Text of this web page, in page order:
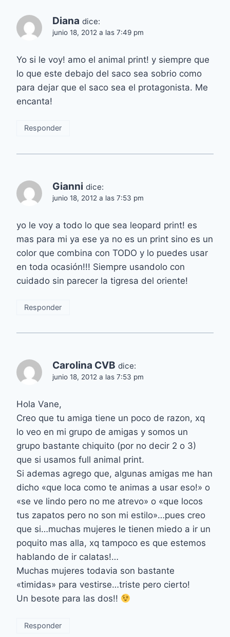
Diana dice:
junio 18, 2012 a las 7:49 pm
Yo si le voy! amo el animal print! y siempre que
lo que este debajo del saco sea sobrio como
para dejar que el saco sea el protagonista. Me
encanta!
Responder
Gianni dice:
junio 18, 2012 a las 7:53 pm
yo le voy a todo lo que sea leopard print! es
mas para mi ya ese ya no es un print sino es un
color que combina con TODO y lo puedes usar
en toda ocasión!!! Siempre usandolo con
cuidado sin parecer la tigresa del oriente!
Responder
Carolina CVB dice:
junio 18, 2012 a las 7:53 pm
Hola Vane,
Creo que tu amiga tiene un poco de razon, xq
lo veo en mi grupo de amigas y somos un
grupo bastante chiquito (por no decir 2 o 3)
que si usamos full animal print.
Si ademas agrego que, algunas amigas me han
dicho «que loca como te animas a usar eso!» o
«se ve lindo pero no me atrevo» o «que locos
tus zapatos pero no son mi estilo»…pues creo
que si…muchas mujeres le tienen miedo a ir un
poquito mas alla, xq tampoco es que estemos
hablando de ir calatas!…
Muchas mujeres todavia son bastante
«timidas» para vestirse…triste pero cierto!
Un besote para las dos!!
Responder